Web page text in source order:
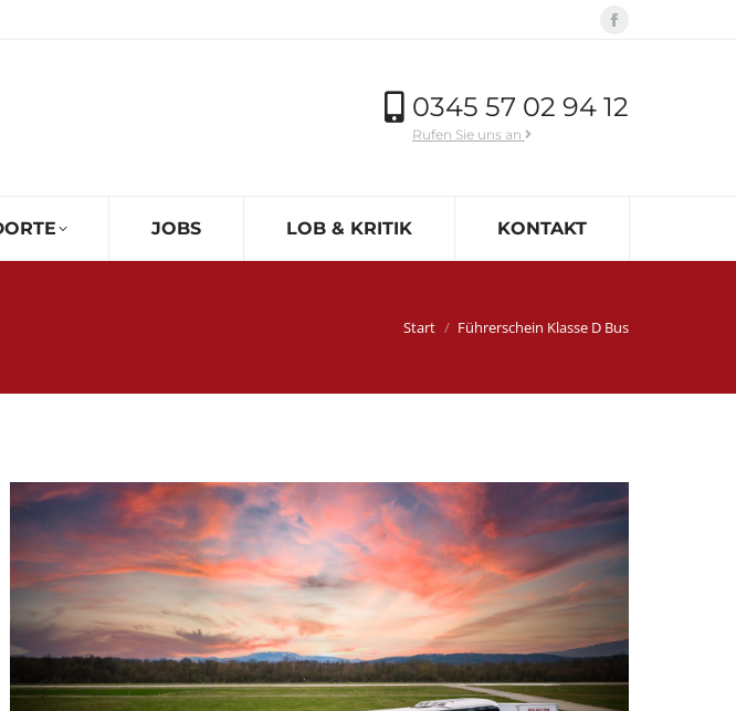
Facebook
in
0345 57 02 94 12
Rufen Sie uns an
JOBS LOB & KRITIK KONTAKT
Sie befinden sich hier:
Start Führerschein Klasse D Bus